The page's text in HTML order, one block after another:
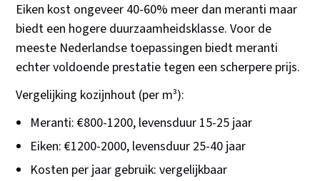
Eiken kost ongeveer 40-60% meer dan meranti maar
biedt een hogere duurzaamheidsklasse. Voor de
meeste Nederlandse toepassingen biedt meranti
echter voldoende prestatie tegen een scherpere prijs.
Vergelijking kozijnhout (per m³):
Meranti: €800-1200, levensduur 15-25 jaar
Eiken: €1200-2000, levensduur 25-40 jaar
Kosten per jaar gebruik: vergelijkbaar